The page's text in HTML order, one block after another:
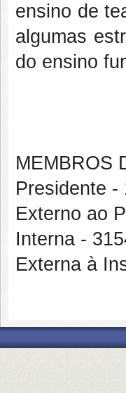
ensino de
algumas
do ensino
MEMBROS
Presidente -
Externo ao
Interna -
Externa à